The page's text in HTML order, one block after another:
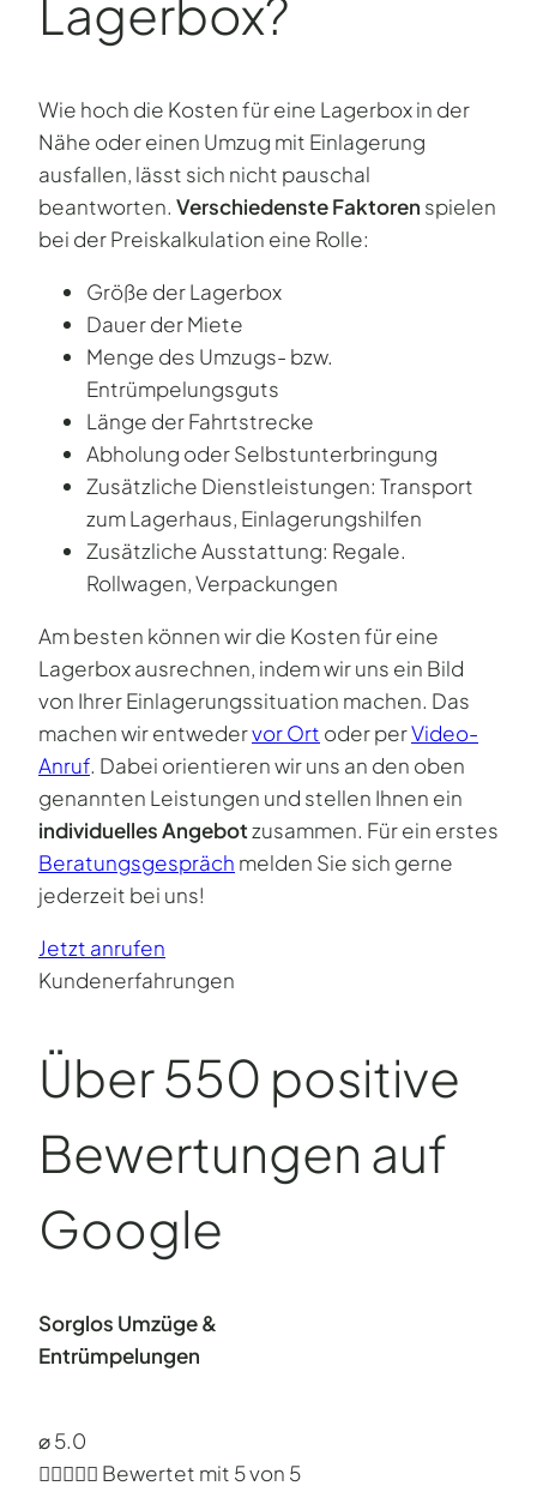
Lagerbox?
Wie hoch die Kosten für eine Lagerbox in der
Nähe oder einen Umzug mit Einlagerung
ausfallen, lässt sich nicht pauschal
beantworten. Verschiedenste Faktoren spielen
bei der Preiskalkulation eine Rolle:
Größe der Lagerbox
Dauer der Miete
Menge des Umzugs- bzw.
Entrümpelungsguts
Länge der Fahrtstrecke
Abholung oder Selbstunterbringung
Zusätzliche Dienstleistungen: Transport
zum Lagerhaus, Einlagerungshilfen
Zusätzliche Ausstattung: Regale.
Rollwagen, Verpackungen
Am besten können wir die Kosten für eine
Lagerbox ausrechnen, indem wir uns ein Bild
von Ihrer Einlagerungssituation machen. Das
machen wir entwedervor Ort oder perVideo-
Anruf. Dabei orientieren wir uns an den oben
genannten Leistungen und stellen Ihnen ein
individuelles Angebotzusammen. Für ein erstes
Beratungsgespräch melden Sie sich gerne
jederzeit bei uns!
Jetzt anrufen
Kundenerfahrungen
Über 550 positive
Bewertungen auf
Google
Sorglos Umzüge &
Entrümpelungen
⌀ 5.0
 Bewertet mit 5 von 5